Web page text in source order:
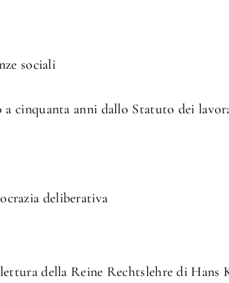
sociali
cinquanta anni dallo Statuto dei
deliberativa
della Reine Rechtslehre di Hans